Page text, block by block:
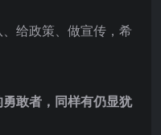
给政策、做宣传，希
敢者，同样有仍显犹